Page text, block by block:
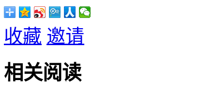
收藏 邀请
相关阅读